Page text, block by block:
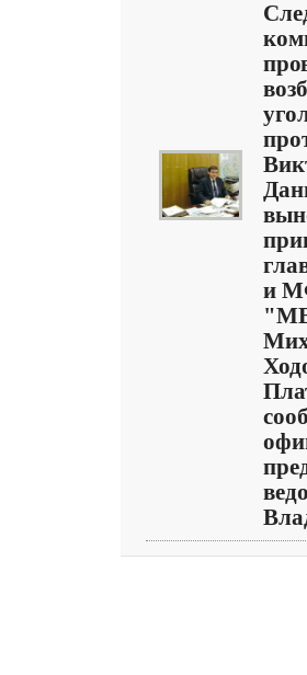
и